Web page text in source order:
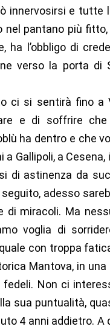
innervosirsi e tutte
nel pantano più
ha l’obbligo di
verso la porta di
ci si sentirà fino a
e di soffrire
ha dentro e che
Gallipoli, a
di astinenza da
adesso
di miracoli. Ma
voglia di
con troppa
Mantova, in
Non ci
sua puntualità,
4 anni addietro.